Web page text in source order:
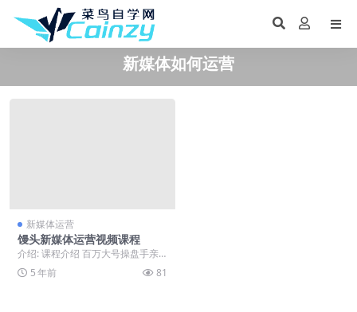
新媒体如何运营
新媒体运营
馒头新媒体运营视频课程
介绍: 课程介绍 百万大号操盘手亲
授，新媒体运营核心技巧，10章体
系化教学，53...
5 年前 81